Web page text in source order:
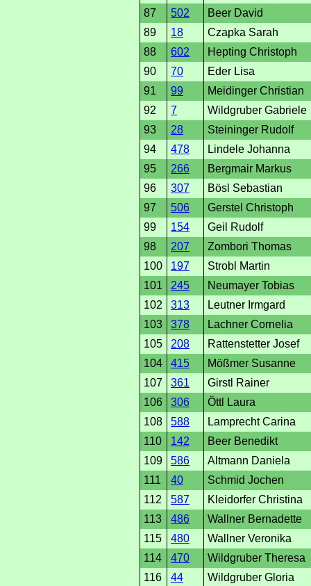
87
502
Beer David
89
18
Czapka Sarah
88
602
Hepting Christoph
90
70
Eder Lisa
91
99
Meidinger Christian
92
7
Wildgruber Gabriele
93
28
Steininger Rudolf
94
478
Lindele Johanna
95
266
Bergmair Markus
96
307
Bösl Sebastian
97
506
Gerstel Christoph
99
154
Geil Rudolf
98
207
Zombori Thomas
100
197
Strobl Martin
101
245
Neumayer Tobias
102
313
Leutner Irmgard
103
378
Lachner Cornelia
105
208
Rattenstetter Josef
104
415
Mößmer Susanne
107
361
Girstl Rainer
106
306
Öttl Laura
108
588
Lamprecht Carina
110
142
Beer Benedikt
109
586
Altmann Daniela
111
40
Schmid Jochen
112
587
Kleidorfer Christina
113
486
Wallner Bernadette
115
480
Wallner Veronika
114
470
Wildgruber Theresa
116
44
Wildgruber Gloria